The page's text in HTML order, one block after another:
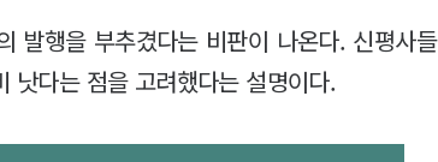
발행을 부추겼다는 비판이 나온다. 신평사들
낫다는 점을 고려했다는 설명이다.